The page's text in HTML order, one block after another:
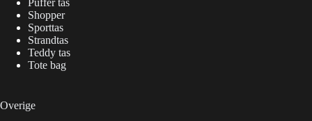
Puffer tas
Shopper
Sporttas
Strandtas
Teddy tas
Tote bag
Overige